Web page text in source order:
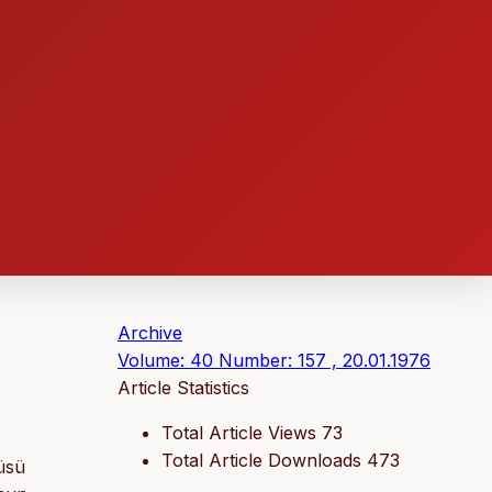
Archive
Volume: 40 Number: 157 , 20.01.1976
Article Statistics
Total Article Views 73
Total Article Downloads 473